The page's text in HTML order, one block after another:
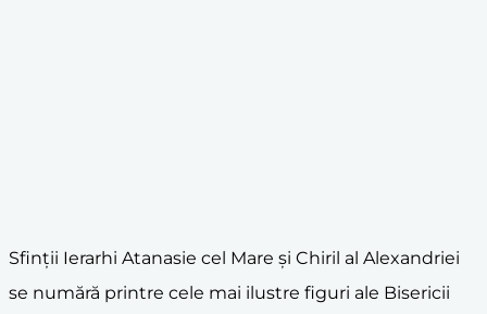
Sfinții Ierarhi Atanasie cel Mare și Chiril al Alexandriei
se numără printre cele mai ilustre figuri ale Bisericii